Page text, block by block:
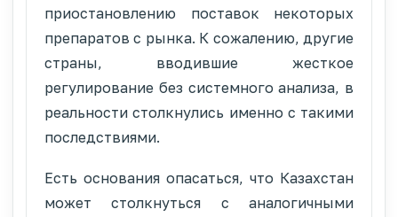
приостановлению поставок некоторых
препаратов с рынка. К сожалению, другие
страны, вводившие жесткое
регулирование без системного анализа, в
реальности столкнулись именно с такими
последствиями.
Есть основания опасаться, что Казахстан
может столкнуться с аналогичными